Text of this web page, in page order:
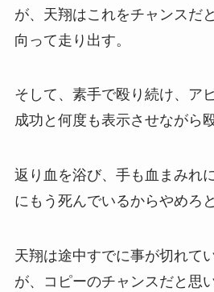
が、天翔はこれをチャンスだ
向って走り出す。
そして、素手で殴り続け、ア
成功と何度も表示させながら
返り血を浴び、手も血まみれ
にもう死んでいるからやめろ
天翔は途中すでに事が切れて
が、コピーのチャンスだと思